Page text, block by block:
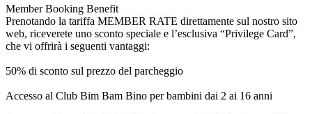
Member Booking Benefit
Prenotando la tariffa MEMBER RATE direttamente sul nostro sito
web, riceverete uno sconto speciale e l’esclusiva “Privilege Card”,
che vi offrirà i seguenti vantaggi:
50% di sconto sul prezzo del parcheggio
Accesso al Club Bim Bam Bino per bambini dai 2 ai 16 anni